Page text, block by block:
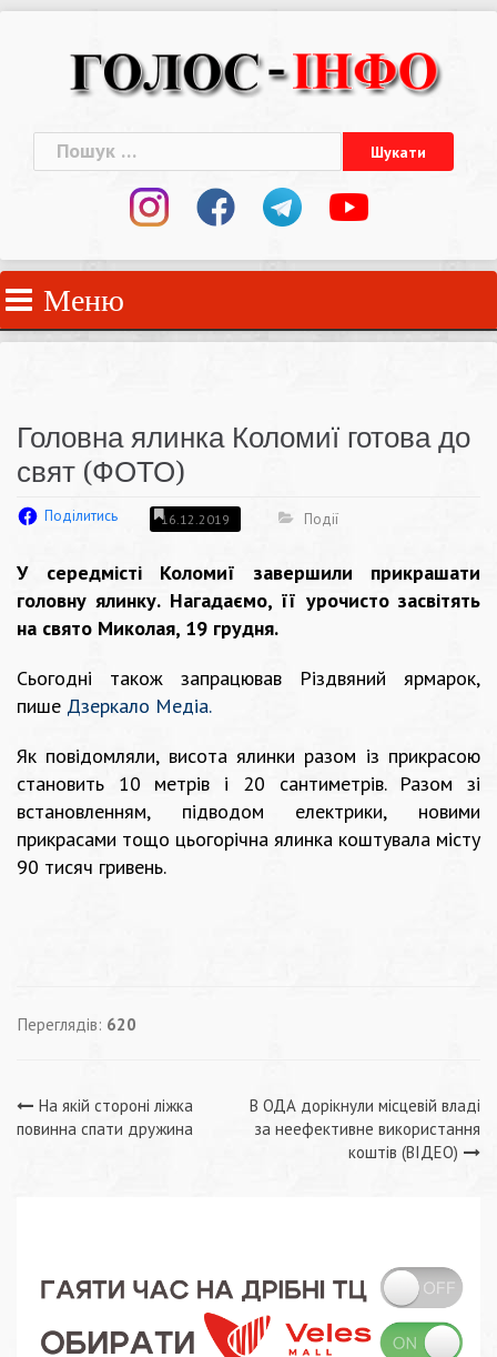
Пошук:
Меню
Головна ялинка Коломиї готова до
свят (ФОТО)
Поділитись 16.12.2019 Події
У середмісті Коломиї завершили прикрашати
головну ялинку. Нагадаємо, її урочисто засвітять
на свято Миколая, 19 грудня.
Сьогодні також запрацював Різдвяний ярмарок,
пише Дзеркало Медіа.
Як повідомляли, висота ялинки разом із прикрасою
становить 10 метрів і 20 сантиметрів. Разом зі
встановленням, підводом електрики, новими
прикрасами тощо цьогорічна ялинка коштувала місту
90 тисяч гривень.
Переглядів: 620
Навігація
На якій стороні ліжка
повинна спати дружина
В ОДА дорікнули місцевій владі
за неефективне використання
коштів (ВІДЕО)